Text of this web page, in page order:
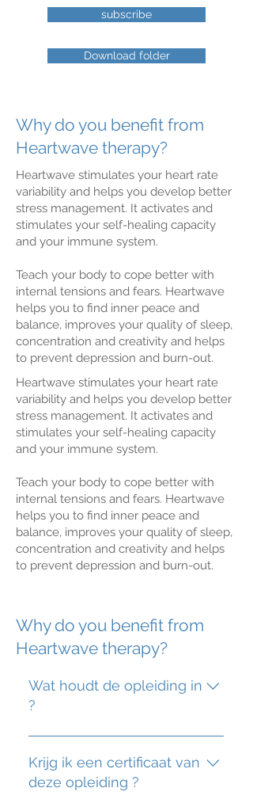
subscribe
Download folder
Why do you benefit from
Heartwave therapy?
Heartwave stimulates your heart rate
variability and helps you develop better
stress management. It activates and
stimulates your self-healing capacity
and your immune system.
Teach your body to cope better with
internal tensions and fears. Heartwave
helps you to find inner peace and
balance, improves your quality of sleep,
concentration and creativity and helps
to prevent depression and burn-out.
Heartwave stimulates your heart rate
variability and helps you develop better
stress management. It activates and
stimulates your self-healing capacity
and your immune system.
Teach your body to cope better with
internal tensions and fears. Heartwave
helps you to find inner peace and
balance, improves your quality of sleep,
concentration and creativity and helps
to prevent depression and burn-out.
Why do you benefit from
Heartwave therapy?
Wat houdt de opleiding in
?
De opleiding Cranio Sacraal
Bodyworks bestaat uit 4
weekends waarbij theorie met
Krijg ik een certificaat van
deze opleiding ?